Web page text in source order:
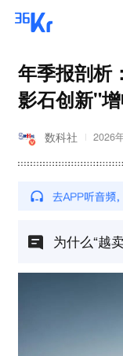
年季报剖析
影石创新"
数科社 2026
为什么“越